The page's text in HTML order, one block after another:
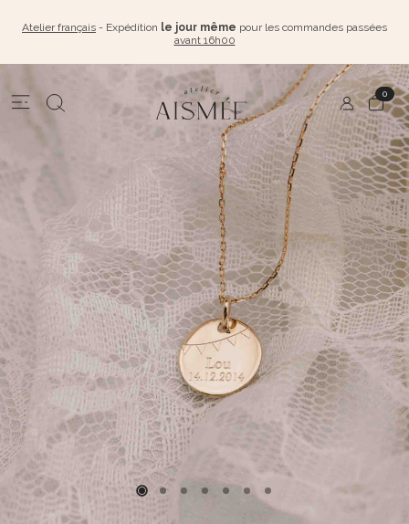
Atelier français - Expédition le jour même pour les commandes passées
avant 16h00
0